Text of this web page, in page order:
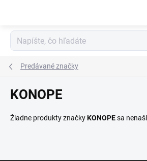
Predávané značky
KONOPE
Žiadne produkty značkyKONOPEsa